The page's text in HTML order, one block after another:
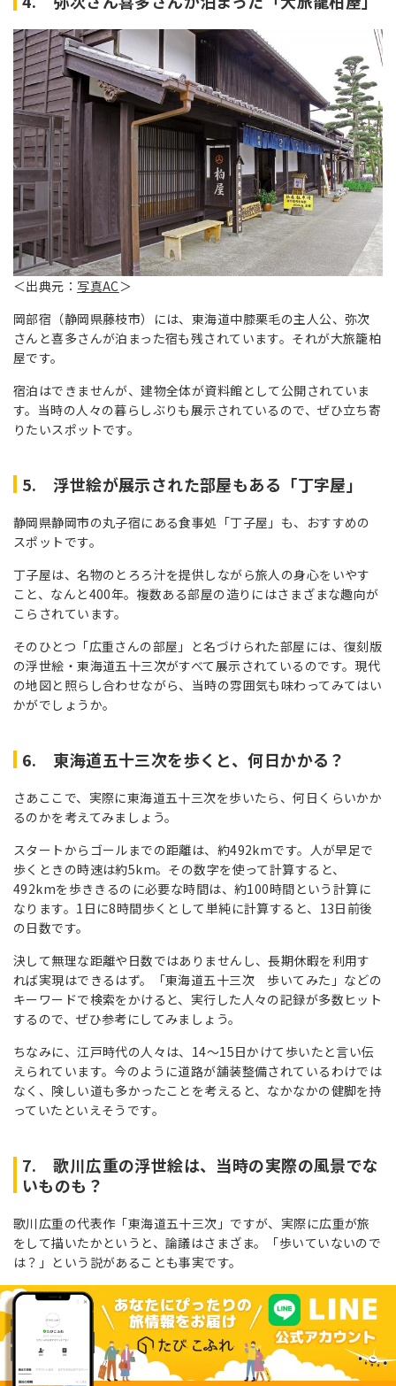
＜出典元： 写真AC＞
岡部宿（静岡県藤枝市）には、東海道中膝栗毛の主人公、弥次
さんと喜多さんが泊まった宿も残されています。それが大旅籠柏
屋です。
宿泊はできませんが、建物全体が資料館として公開されていま
す。当時の人々の暮らしぶりも展示されているので、ぜひ立ち寄
りたいスポットです。
5. 浮世絵が展示された部屋もある「丁字屋」
静岡県静岡市の丸子宿にある食事処「丁子屋」も、おすすめの
スポットです。
丁子屋は、名物のとろろ汁を提供しながら旅人の身心をいやす
こと、なんと400年。複数ある部屋の造りにはさまざまな趣向が
こらされています。
そのひとつ「広重さんの部屋」と名づけられた部屋には、復刻版
の浮世絵・東海道五十三次がすべて展示されているのです。現代
の地図と照らし合わせながら、当時の雰囲気も味わってみてはい
かがでしょうか。
6. 東海道五十三次を歩くと、何日かかる？
さあここで、実際に東海道五十三次を歩いたら、何日くらいかか
るのかを考えてみましょう。
スタートからゴールまでの距離は、約492kmです。人が早足で
歩くときの時速は約5km。その数字を使って計算すると、
492kmを歩ききるのに必要な時間は、約100時間という計算に
なります。1日に8時間歩くとして単純に計算すると、13日前後
の日数です。
決して無理な距離や日数ではありませんし、長期休暇を利用す
れば実現はできるはず。「東海道五十三次 歩いてみた」などの
キーワードで検索をかけると、実行した人々の記録が多数ヒット
するので、ぜひ参考にしてみましょう。
ちなみに、江戸時代の人々は、14～15日かけて歩いたと言い伝
えられています。今のように道路が舗装整備されているわけでは
なく、険しい道も多かったことを考えると、なかなかの健脚を持
っていたといえそうです。
7. 歌川広重の浮世絵は、当時の実際の風景でな
いものも？
歌川広重の代表作「東海道五十三次」ですが、実際に広重が旅
をして描いたかというと、論議はさまざま。「歩いていないので
は？」という説があることも事実です。